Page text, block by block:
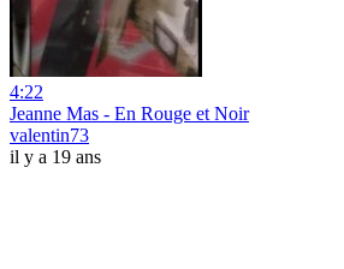
4:22
Jeanne Mas - En Rouge et Noir
valentin73
il y a 19 ans